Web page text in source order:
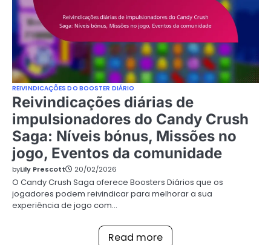
REIVINDICAÇÕES DO BOOSTER DIÁRIO
Reivindicações diárias de
impulsionadores do Candy Crush
Saga: Níveis bónus, Missões no
jogo, Eventos da comunidade
byLily Prescott 20/02/2026
O Candy Crush Saga oferece Boosters Diários que os
jogadores podem reivindicar para melhorar a sua
experiência de jogo com…
Read more